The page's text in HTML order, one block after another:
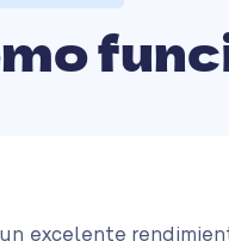
excelente